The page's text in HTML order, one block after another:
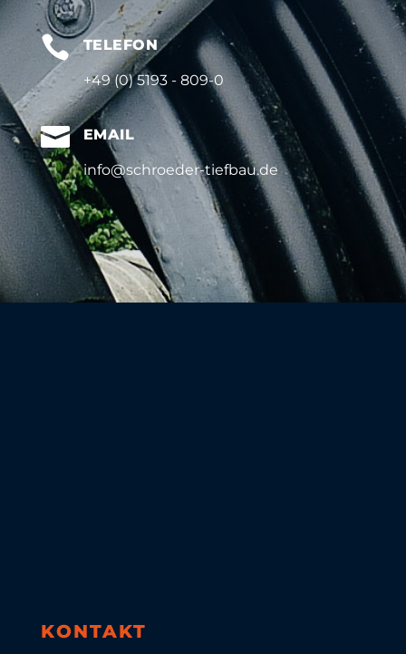
 TELEFON
+49 (0) 5193 - 809-0
 EMAIL
info@schroeder-tiefbau.de
KONTAKT